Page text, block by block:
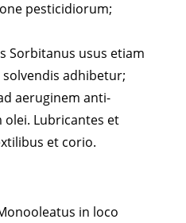
pesticidiorum;
Sorbitanus usus etiam
adhibetur;
aeruginem anti-
Lubricantes et
et corio.
in loco